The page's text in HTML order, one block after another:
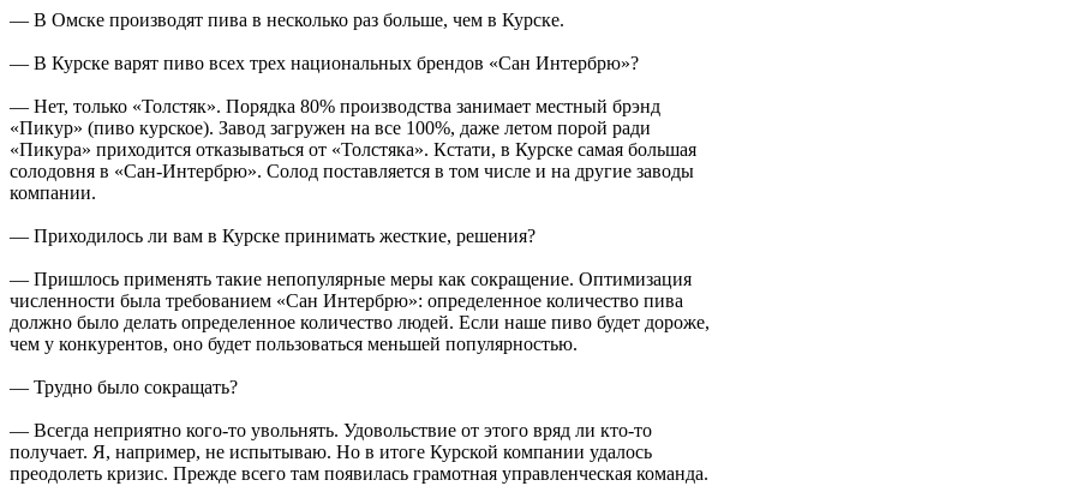
— В Омске производят пива в несколько раз больше, чем в Курске.
— В Курске варят пиво всех трех национальных брендов «Сан Интербрю»?
— Нет, только «Толстяк». Порядка 80% производства занимает местный брэнд
«Пикур» (пиво курское). Завод загружен на все 100%, даже летом порой ради
«Пикура» приходится отказываться от «Толстяка». Кстати, в Курске самая большая
солодовня в «Сан-Интербрю». Солод поставляется в том числе и на другие заводы
компании.
— Приходилось ли вам в Курске принимать жесткие, решения?
— Пришлось применять такие непопулярные меры как сокращение. Оптимизация
численности была требованием «Сан Интербрю»: определенное количество пива
должно было делать определенное количество людей. Если наше пиво будет дороже,
чем у конкурентов, оно будет пользоваться меньшей популярностью.
— Трудно было сокращать?
— Всегда неприятно кого-то увольнять. Удовольствие от этого вряд ли кто-то
получает. Я, например, не испытываю. Но в итоге Курской компании удалось
преодолеть кризис. Прежде всего там появилась грамотная управленческая команда.